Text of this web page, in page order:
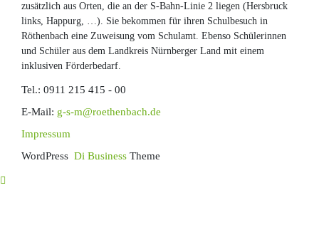
zusätzlich aus Orten, die an der S-Bahn-Linie 2 liegen (Hersbruck
links, Happurg, …). Sie bekommen für ihren Schulbesuch in
Röthenbach eine Zuweisung vom Schulamt. Ebenso Schülerinnen
und Schüler aus dem Landkreis Nürnberger Land mit einem
inklusiven Förderbedarf.
Tel.: 0911 215 415 - 00
E-Mail: g-s-m@roethenbach.de
Impressum
WordPress Di Business Theme